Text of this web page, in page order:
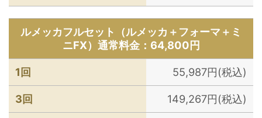
ルメッカフルセット（ルメッカ＋フォーマ＋ミ
ニFX）通常料金：64,800円
1回 55,987円(税込)
3回 149,267円(税込)